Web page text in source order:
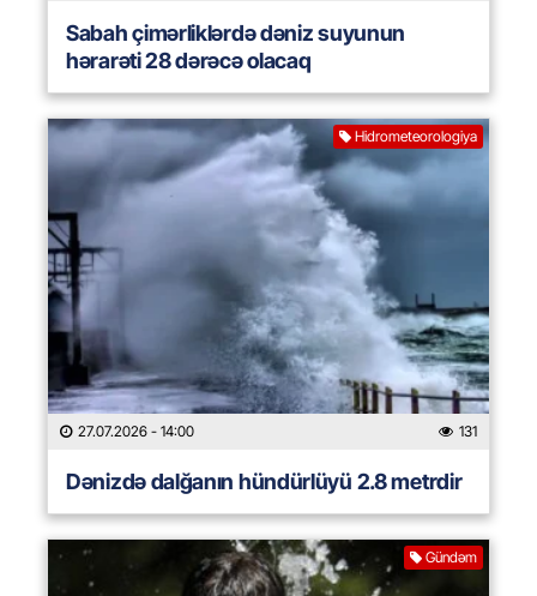
Sabah çimərliklərdə dəniz suyunun
hərarəti 28 dərəcə olacaq
Hidrometeorologiya
27.07.2026 - 14:00 131
Dənizdə dalğanın hündürlüyü 2.8 metrdir
Gündəm